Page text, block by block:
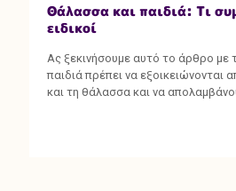
Θάλασσα και παιδιά: Τι
ειδικοί
Ας ξεκινήσουμε αυτό το άρθρο
παιδιά πρέπει να εξοικειώνονται
και τη θάλασσα και να